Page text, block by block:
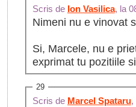
Scris de Ion Vasilica, la
Nimeni nu e vinovat
Si, Marcele, nu e
exprimat tu pozitiile
29
Scris de Marcel Spataru,